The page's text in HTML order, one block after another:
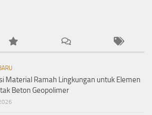
Material Ramah Lingkungan untuk Elemen
Beton Geopolimer